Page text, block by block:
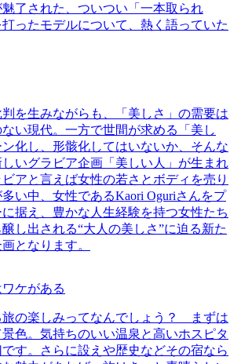
了された、ついつい「一本取られ
ったモデルについて、熱く語っていた
を生みながらも、「美しさ」の需要は
い現代。一方で世間が求める「美し
化し、形骸化してはいないか、そんな
いグラビア企画「美しい人」が生まれ
アと言えば女性の若さとボディを売り
い中、女性であるKaori Oguriさんをプ
据え、豊かな人生経験を持つ女性たち
し出される“大人の美しさ”に迫る新た
となります。
ケがある
旅の楽しみってなんでしょう？ まずは
色。気持ちのいい温泉と高いホスピタ
す。さらに設えや歴史などその宿なら